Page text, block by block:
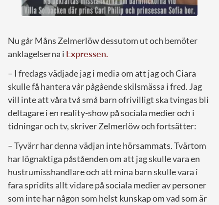
Nu går Måns Zelmerlöw dessutom ut och bemöter
anklagelserna i Expressen.
– I fredags vädjade jag i media om att jag och Ciara
skulle få hantera vår pågående skilsmässa i fred. Jag
vill inte att våra två små barn ofrivilligt ska tvingas bli
deltagare i en reality-show på sociala medier och i
tidningar och tv, skriver Zelmerlöw och fortsätter:
– Tyvärr har denna vädjan inte hörsammats. Tvärtom
har lögnaktiga påståenden om att jag skulle vara en
hustrumisshandlare och att mina barn skulle vara i
fara spridits allt vidare på sociala medier av personer
som inte har någon som helst kunskap om vad som är